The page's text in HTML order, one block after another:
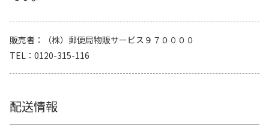
販売者
（株）郵便局物販サービス９７００００
TEL
0120-315-116
配送情報